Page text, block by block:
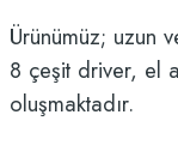
Ürünümüz; uzun
8 çeşit driver, el
oluşmaktadır.